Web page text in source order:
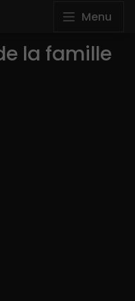
Menu
la famille